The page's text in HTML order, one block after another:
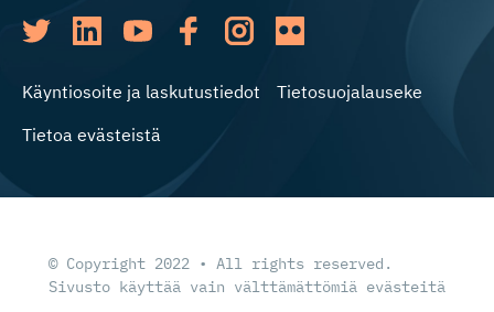
Käyntiosoite ja laskutustiedot
Tietosuojalauseke
Tietoa evästeistä
© Copyright 2022 • All rights reserved.
Sivusto käyttää vain välttämättömiä evästeitä